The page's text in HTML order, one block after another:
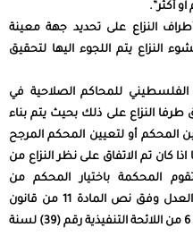
أكثر”.
النزاع على تحديد جهة معينة
النزاع يتم اللجوء اليها لتحقيق
للمحاكم الصلاحية في
النزاع على ذلك بحيث يتم بناء
المحكم أو لتعيين المحكم المرجح
كان تم الاتفاق على نظر النزاع من
المحكمة باختيار المحكم من
وفق نص المادة 11 من
قانون
لسطيني ونص المادة 6 من اللائحة التنفيذية رقم (39) لسنة